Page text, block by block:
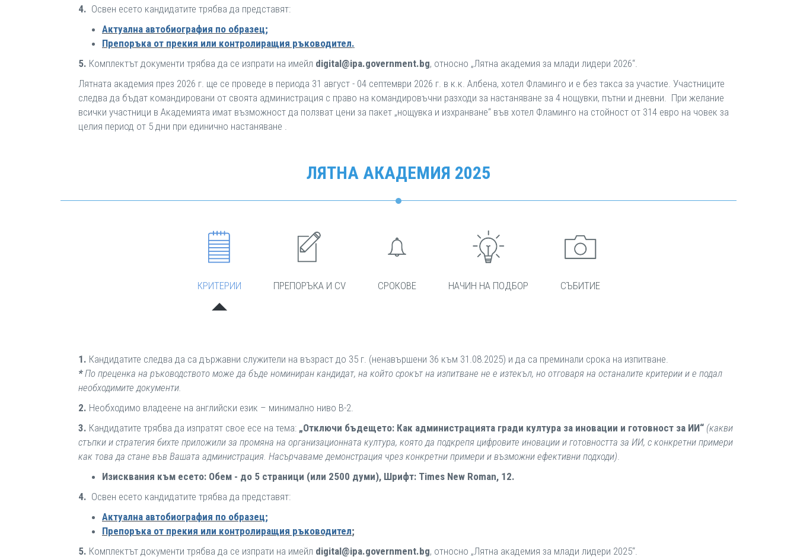
4. Освен есето кандидатите трябва да представят:
Актуална автобиография по образец;
Препоръка от прекия или контролиращия ръководител.
5. Комплектът документи трябва да се изпрати на имейл digital@ipa.government.bg, относно „Лятна академия за млади лидери 2026“.
Лятната академия през 2026 г. ще се проведе в периода 31 август - 04 септември 2026 г. в к.к. Албена, хотел Фламинго и е без такса за участие. Участниците
следва да бъдат командировани от своята администрация с право на командировъчни разходи за настаняване за 4 нощувки, пътни и дневни. При желание
всички участници в Академията имат възможност да ползват цени за пакет „нощувка и изхранване“ във хотел Фламинго на стойност от 314 евро на човек за
целия период от 5 дни при единично настаняване .
ЛЯТНА АКАДЕМИЯ 2025
КРИТЕРИИ ПРЕПОРЪКА И CV СРОКОВЕ НАЧИН НА ПОДБОР СЪБИТИЕ
1. Кандидатите следва да са държавни служители на възраст до 35 г. (ненавършени 36 към 31.08.2025) и да са преминали срока на изпитване.
*По преценка на ръководството може да бъде номиниран кандидат, на който срокът на изпитване не е изтекъл, но отговаря на останалите критерии и е подал
необходимите документи.
2. Необходимо владеене на английски език – минимално ниво B-2.
3. Кандидатите трябва да изпратят свое есе на тема: „Отключи бъдещето: Как администрацията гради култура за иновации и готовност за ИИ“ (какви
стъпки и стратегия бихте приложили за промяна на организационната култура, която да подкрепя цифровите иновации и готовността за ИИ, с конкретни примери
как това да стане във Вашата администрация. Насърчаваме демонстрация чрез конкретни примери и възможни ефективни подходи).
Изисквания към есето: Обем - до 5 страници (или 2500 думи), Шрифт: Times New Roman, 12.
4. Освен есето кандидатите трябва да представят:
Актуална автобиография по образец;
Препоръка от прекия или контролиращия ръководител;
5. Комплектът документи трябва да се изпрати на имейл digital@ipa.government.bg, относно „Лятна академия за млади лидери 2025“.